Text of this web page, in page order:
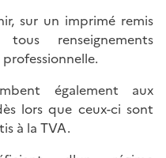
sur un imprimé remis
renseignements
également aux
lors que ceux-ci sont
à la TVA.